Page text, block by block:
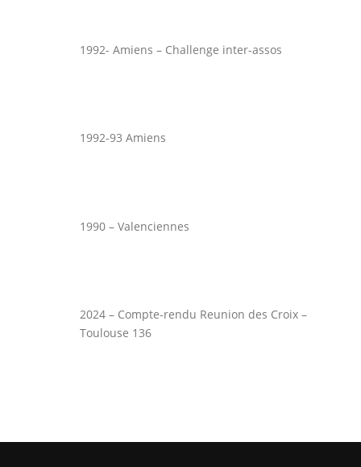
1992- Amiens – Challenge inter-assos
1992-93 Amiens
1990 – Valenciennes
2024 – Compte-rendu Reunion des Croix –
Toulouse 136